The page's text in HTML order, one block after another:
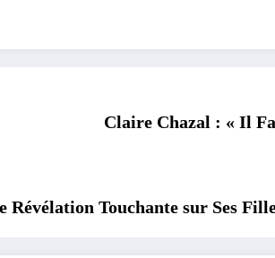
Touchante sur Ses